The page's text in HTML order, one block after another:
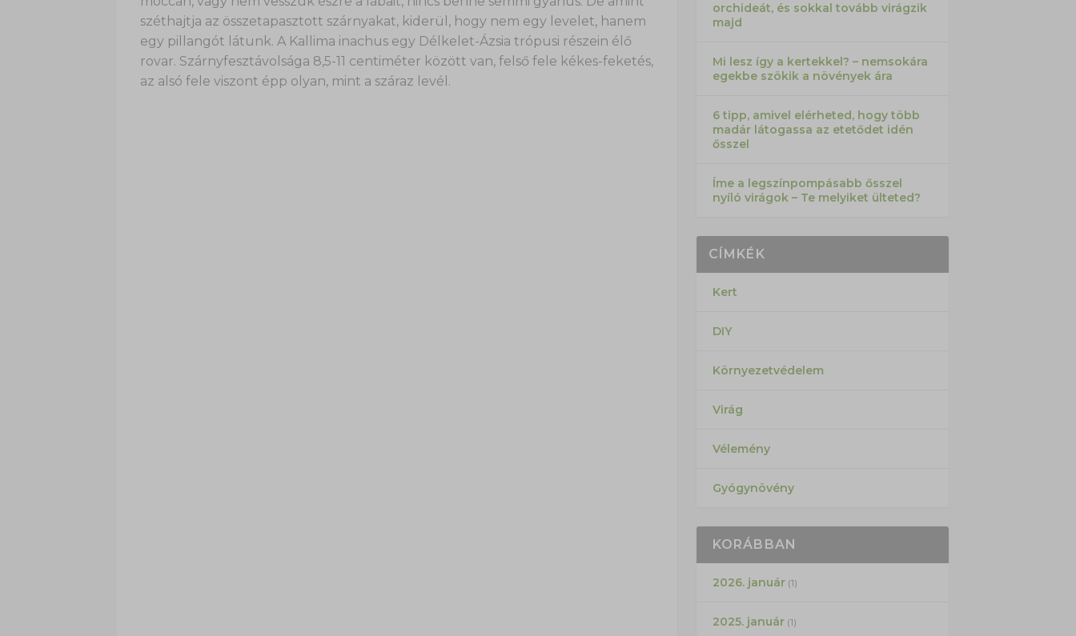
széthajtja az összetapasztott szárnyakat, kiderül, hogy nem egy levelet, hanem
egy pillangót látunk. A Kallima inachus egy Délkelet-Ázsia trópusi részein élő
rovar. Szárnyfesztávolsága 8,5-11 centiméter között van, felső fele kékes-feketés,
az alsó fele viszont épp olyan, mint a száraz levél.
orchideát, és sokkal tovább virágzik
majd
Mi lesz így a kertekkel? – nemsokára
egekbe szökik a növények ára
6 tipp, amivel elérheted, hogy több
madár látogassa az etetődet idén
ősszel
Íme a legszínpompásabb ősszel
nyíló virágok – Te melyiket ülteted?
CÍMKÉK
Kert
DIY
Környezetvédelem
Virág
Vélemény
Gyógynövény
KORÁBBAN
2026. január(1)
2025. január(1)